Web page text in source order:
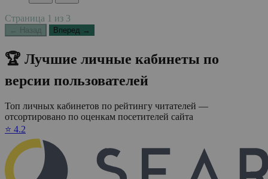
Страница 1 из 3
← Назад Вперед →
🏆 Лучшие личные кабинеты по
версии пользователей
Топ личных кабинетов по рейтингу читателей —
отсортировано по оценкам посетителей сайта
⭐ 4.2